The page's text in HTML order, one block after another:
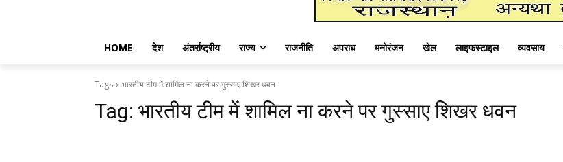
HOME देश अंतर्राष्ट्रीय राज्य राजनीति अपराध मनोरंजन खेल लाइफस्टाइल व्यवसाय
Tags भारतीय टीम में शामिल ना करने पर गुस्साए शिखर धवन
Tag: भारतीय टीम में शामिल ना करने पर गुस्साए शिखर धवन